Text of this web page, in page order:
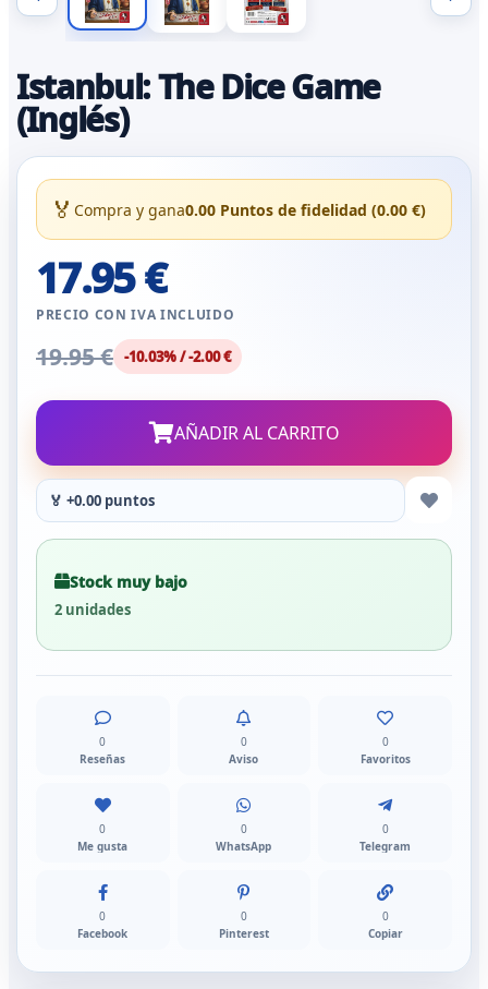
Istanbul: The Dice Game
(Inglés)
🏅 Compra y gana0.00 Puntos de fidelidad (0.00 €)
17.95 €
PRECIO CON IVA INCLUIDO
19.95 € -10.03% / -2.00 €
AÑADIR AL CARRITO
🏅 +0.00 puntos
Stock muy bajo
2 unidades
0
Reseñas
0
Aviso
0
Favoritos
0
Me gusta
0
WhatsApp
0
Telegram
0
Facebook
0
Pinterest
0
Copiar